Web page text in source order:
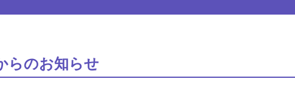
らのお知らせ